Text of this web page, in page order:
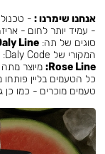
אנחנו שימרנו : -
סוגים של תה:Line:
המקורי של Daly Code: טעמים בהירים ועשירים, עמידים לחום ומלאים בעשן.
Rose Line: מיוצר
כל הטעמים בליין
טעמים מוכרים - כמו כן